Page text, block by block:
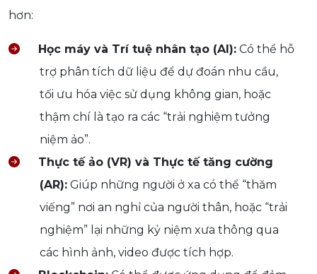
hơn:
Học máy và Trí tuệ nhân tạo (AI): Có thể hỗ
trợ phân tích dữ liệu để dự đoán nhu cầu,
tối ưu hóa việc sử dụng không gian, hoặc
thậm chí là tạo ra các “trải nghiệm tưởng
niệm ảo”.
Thực tế ảo (VR) và Thực tế tăng cường
(AR): Giúp những người ở xa có thể “thăm
viếng” nơi an nghỉ của người thân, hoặc “trải
nghiệm” lại những kỷ niệm xưa thông qua
các hình ảnh, video được tích hợp.